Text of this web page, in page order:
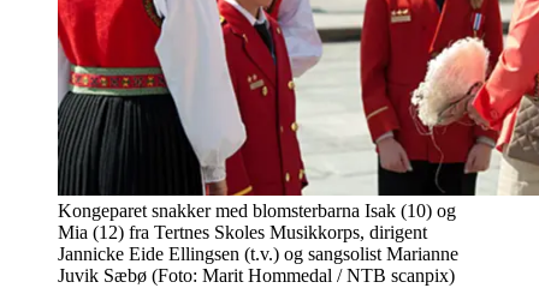
Kongeparet snakker med blomsterbarna Isak (10) og
Mia (12) fra Tertnes Skoles Musikkorps, dirigent
Jannicke Eide Ellingsen (t.v.) og sangsolist Marianne
Juvik Sæbø (Foto: Marit Hommedal / NTB scanpix)